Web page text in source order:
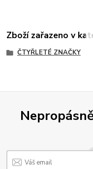
Zboží zařazeno v
ČTYŘLETÉ ZNAČKY